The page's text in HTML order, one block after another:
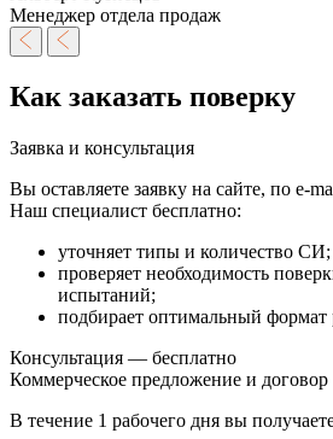
Менеджер отдела продаж
Как заказать поверку
Заявка и консультация
Вы оставляете заявку на сайте, по e-
Наш специалист бесплатно:
уточняет типы и количество СИ;
проверяет необходимость
испытаний;
подбирает оптимальный формат
Консультация — бесплатно
Коммерческое предложение и договор
В течение 1 рабочего дня вы